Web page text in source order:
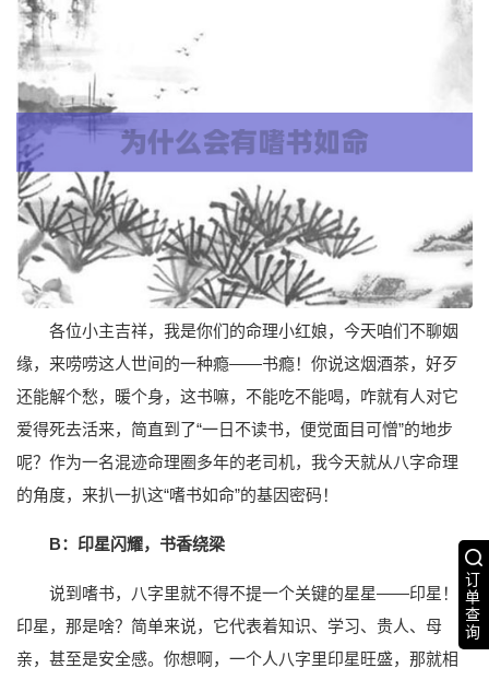
订
单
查
询
各位小主吉祥，我是你们的命理小红娘，今天咱们不聊姻
缘，来唠唠这人世间的一种瘾——书瘾！你说这烟酒茶，好歹
还能解个愁，暖个身，这书嘛，不能吃不能喝，咋就有人对它
爱得死去活来，简直到了“一日不读书，便觉面目可憎”的地步
呢？作为一名混迹命理圈多年的老司机，我今天就从八字命理
的角度，来扒一扒这“嗜书如命”的基因密码！
B：印星闪耀，书香绕梁
说到嗜书，八字里就不得不提一个关键的星星——印星！
印星，那是啥？简单来说，它代表着知识、学习、贵人、母
亲，甚至是安全感。你想啊，一个人八字里印星旺盛，那就相